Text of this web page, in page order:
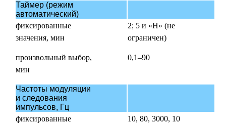
Таймер (режим
автоматический)
фиксированные
значения, мин
произвольный выбор,
мин
2; 5 и «Н» (не
ограничен)
0,1–90
Частоты модуляции
и следования
импульсов, Гц
фиксированные
10, 80, 3000, 10